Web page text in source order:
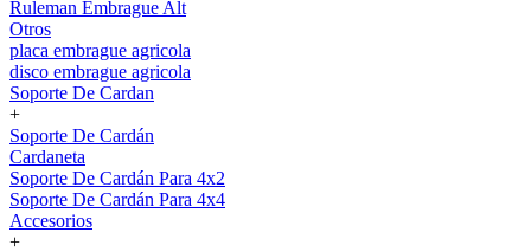
Ruleman Embrague Alt
Otros
placa embrague agricola
disco embrague agricola
Soporte De Cardan
+
Soporte De Cardán
Cardaneta
Soporte De Cardán Para 4x2
Soporte De Cardán Para 4x4
Accesorios
+